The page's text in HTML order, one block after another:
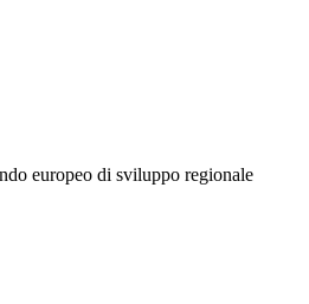
europeo di sviluppo regionale